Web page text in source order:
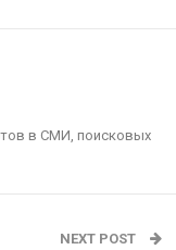
в СМИ, поисковых
NEXT POST